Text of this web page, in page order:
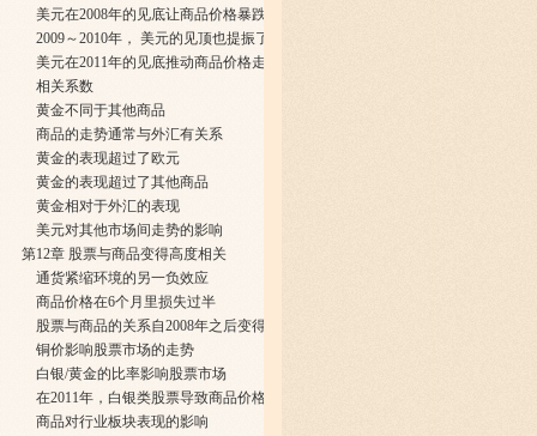
美元在2008年的见底让商品价格暴跌
2009～2010年， 美元的见顶也提振了商品价格
美元在2011年的见底推动商品价格走低
相关系数
黄金不同于其他商品
商品的走势通常与外汇有关系
黄金的表现超过了欧元
黄金的表现超过了其他商品
黄金相对于外汇的表现
美元对其他市场间走势的影响
第12章 股票与商品变得高度相关
通货紧缩环境的另一负效应
商品价格在6个月里损失过半
股票与商品的关系自2008年之后变得更加紧密
铜价影响股票市场的走势
白银/黄金的比率影响股票市场
在2011年，白银类股票导致商品价格走低
商品对行业板块表现的影响